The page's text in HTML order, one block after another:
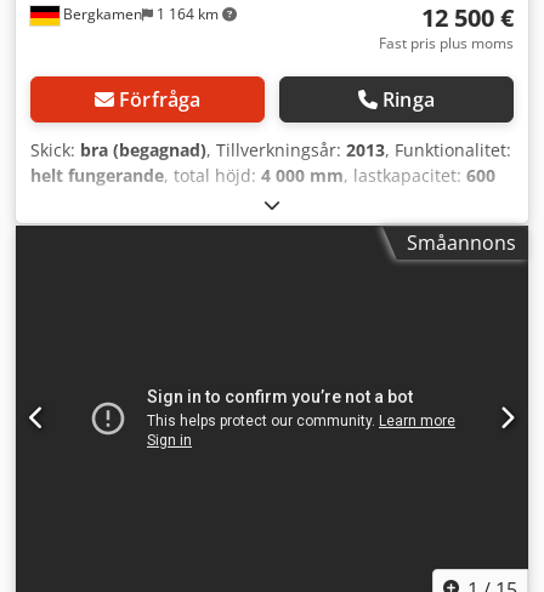
Bergkamen 1 164 km 12 500 €
Fast pris plus moms
Förfråga Ringa
Skick: bra (begagnad), Tillverkningsår: 2013, Funktionalitet:
helt fungerande, total höjd: 4 000 mm, lastkapacitet: 600
4 000 mm, total bredd:
längd:800 mm, inspänning:400 V, Hebekipper HK 602 VL
Meyma, årsmodell 2013, med en totalhöjd på ca 400 cm,
(manual / kontrollbok), var i drift fram till slutet av mars,
lastklar i D-59192 Bergkamen. (Gaffeltruck för tippning och
lastning finns tillgänglig.) Tekniska data: ca 120 cm bredd,
Småannons